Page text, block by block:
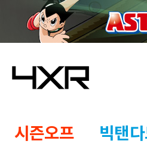
시즌오프 빅탠